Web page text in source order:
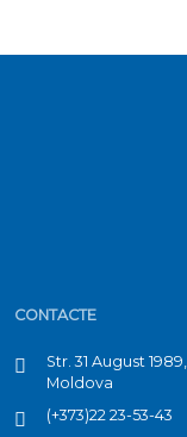
CONTACTE
Str. 31 August
Moldova
(+373)22 23-53-43